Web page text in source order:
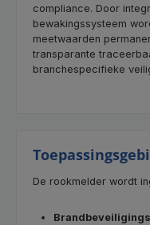
compliance. Door
bewakingssysteem
meetwaarden
transparante
branchespecifieke
De rookmelder wordt